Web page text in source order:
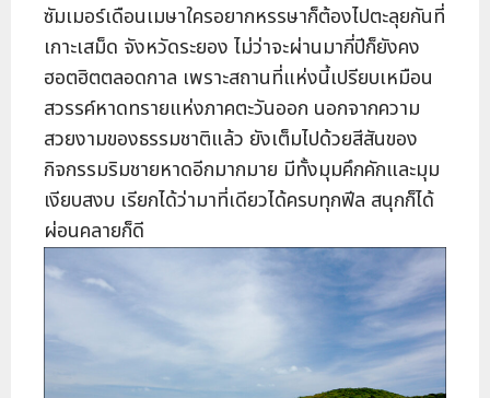
ซัมเมอร์เดือนเมษาใครอยากหรรษาก็ต้องไปตะลุยกันที่
เกาะเสม็ด จังหวัดระยอง ไม่ว่าจะผ่านมากี่ปีก็ยังคง
ฮอตฮิตตลอดกาล เพราะสถานที่แห่งนี้เปรียบเหมือน
สวรรค์หาดทรายแห่งภาคตะวันออก นอกจากความ
สวยงามของธรรมชาติแล้ว ยังเต็มไปด้วยสีสันของ
กิจกรรมริมชายหาดอีกมากมาย มีทั้งมุมคึกคักและมุม
เงียบสงบ เรียกได้ว่ามาที่เดียวได้ครบทุกฟีล สนุกก็ได้
ผ่อนคลายก็ดี